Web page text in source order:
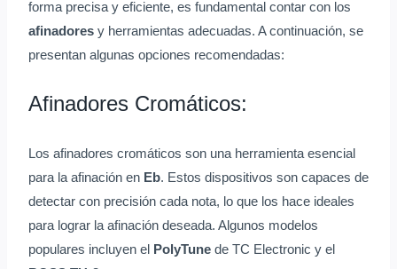
forma precisa y eficiente, es fundamental contar con los
afinadores y herramientas adecuadas. A continuación, se
presentan algunas opciones recomendadas:
Afinadores Cromáticos:
Los afinadores cromáticos son una herramienta esencial
para la afinación en Eb. Estos dispositivos son capaces de
detectar con precisión cada nota, lo que los hace ideales
para lograr la afinación deseada. Algunos modelos
populares incluyen el PolyTune de TC Electronic y el